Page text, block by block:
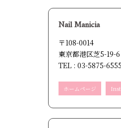
Nail Manicia
〒108-0014
東京都港区芝5-19-
TEL : 03-5875-6555
ホームページ